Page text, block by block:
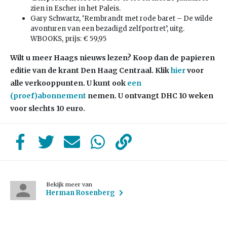
zien in Escher in het Paleis.
Gary Schwartz, ‘Rembrandt met rode baret – De wilde
avonturen van een bezadigd zelfportret’, uitg.
WBOOKS, prijs: € 59,95
Wilt u meer Haags nieuws lezen? Koop dan de papieren
editie van de krant Den Haag Centraal. Klikhiervoor
alle verkooppunten. U kunt ook een
(proef)abonnement nemen. U ontvangt DHC 10 weken
voor slechts 10 euro.
Bekijk meer van
Herman Rosenberg